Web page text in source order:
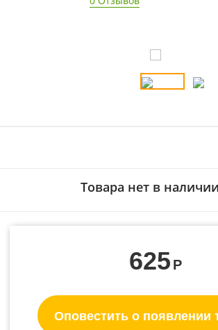
Товара нет в
625 Р
Оповестить о появлении